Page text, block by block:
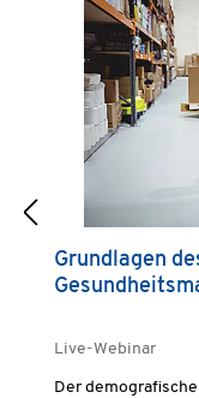
Grundlagen
Live-Webinar
Der